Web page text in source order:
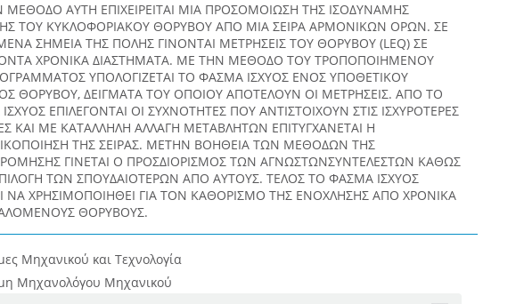
ΑΥΤΗ ΕΠΙΧΕΙΡΕΙΤΑΙ ΜΙΑ ΠΡΟΣΟΜΟΙΩΣΗ ΤΗΣ ΙΣΟΔΥΝΑΜΗΣ
ΤΟΥ ΚΥΚΛΟΦΟΡΙΑΚΟΥ ΘΟΡΥΒΟΥ ΑΠΟ ΜΙΑ ΣΕΙΡΑ ΑΡΜΟΝΙΚΩΝ ΟΡΩΝ. ΣΕ
ΣΗΜΕΙΑ ΤΗΣ ΠΟΛΗΣ ΓΙΝΟΝΤΑΙ ΜΕΤΡHΣΕΙΣ ΤΟΥ ΘΟΡΥΒΟΥ (LEQ) ΣΕ
ΧΡΟΝΙΚΑ ΔΙΑΣΤΗΜΑΤΑ. ΜΕ ΤΗΝ ΜΕΘΟΔΟ ΤΟΥ ΤΡΟΠΟΠΟΙΗΜΕΝΟΥ
ΥΠΟΛΟΓΙΖΕΤΑΙ ΤΟ ΦΑΣΜΑ ΙΣΧΥΟΣ ΕΝΟΣ ΥΠΟΘΕΤΙΚΟΥ
ΘΟΡΥΒΟΥ, ΔΕΙΓΜΑΤΑ ΤΟΥ ΟΠΟΙΟΥ ΑΠΟΤΕΛΟΥΝ ΟΙ ΜΕΤΡΗΣΕΙΣ. ΑΠΟ ΤΟ
ΕΠΙΛΕΓΟΝΤΑΙ ΟΙ ΣΥΧΝΟΤΗΤΕΣ ΠΟΥ ΑΝΤΙΣΤΟΙΧΟΥΝ ΣΤΙΣ ΙΣΧΥΡΟΤΕΡΕΣ
ΚΑΙ ΜΕ ΚΑΤΑΛΛΗΛΗ ΑΛΛΑΓΗ ΜΕΤΑΒΛΗΤΩΝ ΕΠΙΤΥΓΧΑΝΕΤΑΙ Η
ΤΗΣ ΣΕΙΡΑΣ. ΜΕΤΗΝ ΒΟΗΘΕΙΑ ΤΩΝ ΜΕΘΟΔΩΝ ΤΗΣ
ΓΙΝΕΤΑΙ Ο ΠΡΟΣΔΙΟΡΙΣΜΟΣ ΤΩΝ ΑΓΝΩΣΤΩΝΣΥΝΤΕΛΕΣΤΩΝ ΚΑΘΩΣ
ΤΩΝ ΣΠΟΥΔΑΙΟΤΕΡΩΝ ΑΠΟ ΑΥΤΟΥΣ. ΤΕΛΟΣ ΤΟ ΦΑΣΜΑ ΙΣΧΥΟΣ
ΝΑ ΧΡΗΣΙΜΟΠΟΙΗΘΕΙ ΓΙΑ ΤΟΝ ΚΑΘΟΡΙΣΜΟ ΤΗΣ ΕΝΟΧΛΗΣΗΣ ΑΠΟ ΧΡΟΝΙΚΑ
ΘΟΡΥBΟΥΣ.
Μηχανικού και Τεχνολογία
Μηχανολόγου Μηχανικού